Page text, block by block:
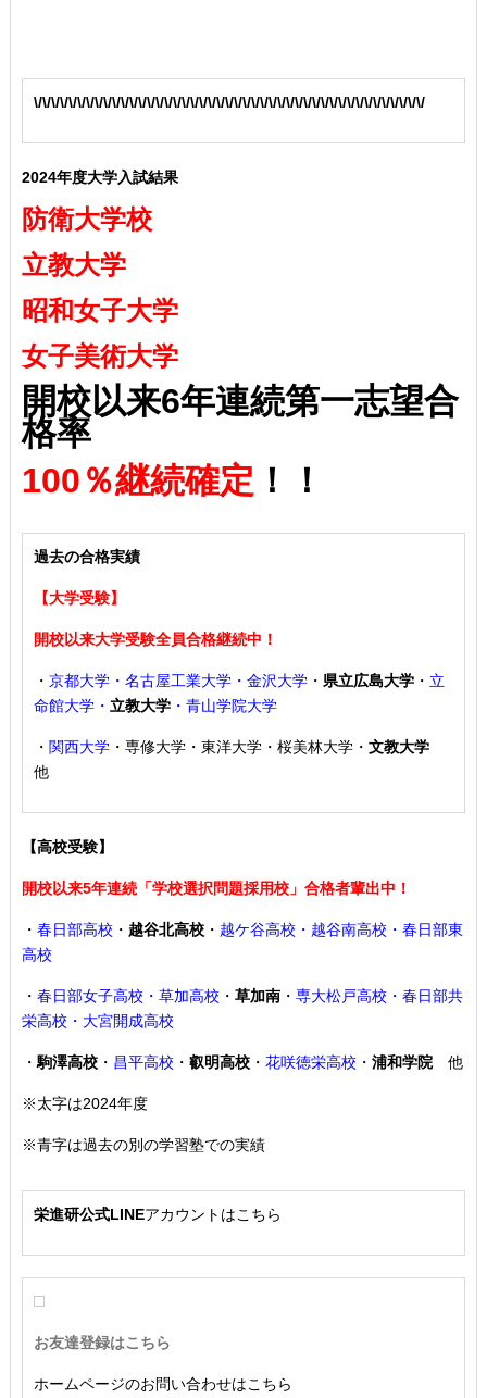
\/\/\/\/\/\/\/\/\/\/\/\/\/\/\/\/\/\/\/\/\/\/\/\/\/\/\/\/\/\/\/\/\/\/\/\/\/\/\/\/\/\/\/\/\/
2024年度大学入試結果
防衛大学校
立教大学
昭和女子大学
女子美術大学
開校以来6年連続第一志望合
格率
100％継続確定 ！！
過去の合格実績
【大学受験】
開校以来大学受験全員合格継続中！
・ 京都大学・名古屋工業大学・金沢大学・ 県立広島大学・ 立
命館大学・ 立教大学・青山学院大学
・ 関西大学・専修大学・東洋大学・桜美林大学・ 文教大学
他
【高校受験】
開校以来5年連続「学校選択問題採用校」合格者輩出中！
・ 春日部高校 ・ 越谷北高校・ 越ケ谷高校・越谷南高校・春日部東
高校
・ 春日部女子高校・草加高校 ・ 草加南・ 専大松戸高校 ・春日部共
栄高校・大宮開成高校
・ 駒澤高校・ 昌平高校 ・ 叡明高校・ 花咲徳栄高校 ・ 浦和学院他
※太字は2024年度
※青字は過去の別の学習塾での実績
栄進研公式LINEアカウントはこちら
お友達登録はこちら
ホームページのお問い合わせはこちら